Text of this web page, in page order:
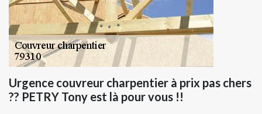
Urgence couvreur charpentier à prix pas chers
?? PETRY Tony est là pour vous !!